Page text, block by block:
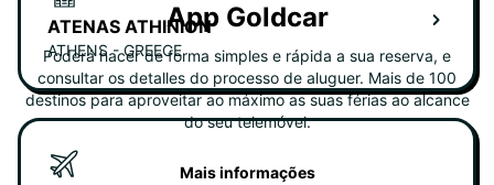
ATENAS ATHINION
ATHENS - GREECE
App Goldcar
Poderá hacer de forma simples e rápida a sua reserva, e
consultar os detalles do processo de aluguer. Mais de 100
destinos para aproveitar ao máximo as suas férias ao alcance
do seu telemóvel.
Mais informações